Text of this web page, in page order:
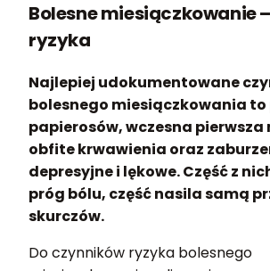
Bolesne miesiączkowanie
ryzyka
Najlepiej udokumentowane
bolesnego miesiączkowania to
papierosów, wczesna pierwsza
obfite krwawienia oraz
depresyjne i lękowe. Część z
próg bólu, część nasila samą
skurczów.
Do czynników ryzyka bolesnego